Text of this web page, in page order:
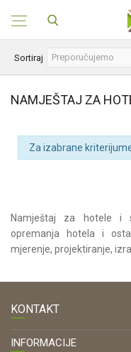
NAMJEŠTAJ ZA
Sortiraj
Za izabrane
Namještaj za hotele i
opremanja hotela i
mjerenje, projektiranje,
KONTAKT
DRVONA D.O.O.
INFORMACIJE